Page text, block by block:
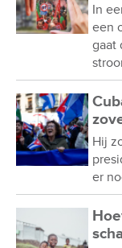
In
een
gaat
Hij
er